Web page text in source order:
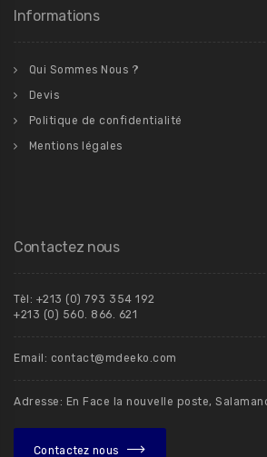
Informations
Qui Sommes Nous ?
Devis
Politique de confidentialité
Mentions légales
Contactez nous
Tèl: +213 (0) 793 354 192
+213 (0) 560. 866. 621
Email: contact@mdeeko.com
Adresse: En Face la nouvelle poste,
Contactez nous